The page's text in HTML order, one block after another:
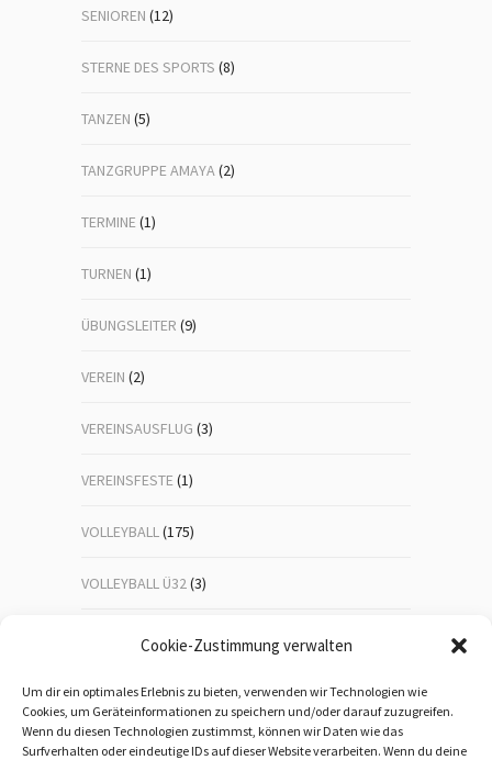
Cookie-Zustimmung verwalten
Um dir ein optimales Erlebnis zu bieten, verwenden wir Technologien wie
Cookies, um Geräteinformationen zu speichern und/oder darauf zuzugreifen.
Wenn du diesen Technologien zustimmst, können wir Daten wie das
Surfverhalten oder eindeutige IDs auf dieser Website verarbeiten. Wenn du deine
SENIOREN (12)
STERNE DES SPORTS (8)
TANZEN (5)
TANZGRUPPE AMAYA(2)
TERMINE(1)
TURNEN (1)
ÜBUNGSLEITER (9)
VEREIN (2)
VEREINSAUSFLUG (3)
VEREINSFESTE(1)
VOLLEYBALL(175)
VOLLEYBALL Ü32(3)
VOLLEYBALL-JUGEND (23)
WANDERN(192)
WEIHNACHTSFEIER(1)